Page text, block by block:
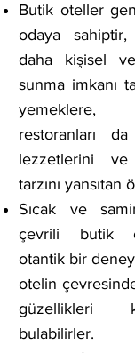
Butik oteller
odaya
daha kişisel
sunma imkanı
yemeklere,
restoranları
lezzetlerini
tarzını
Sıcak ve
çevrili butik
otantik bir
otelin
güzellikleri
bulabilirler.